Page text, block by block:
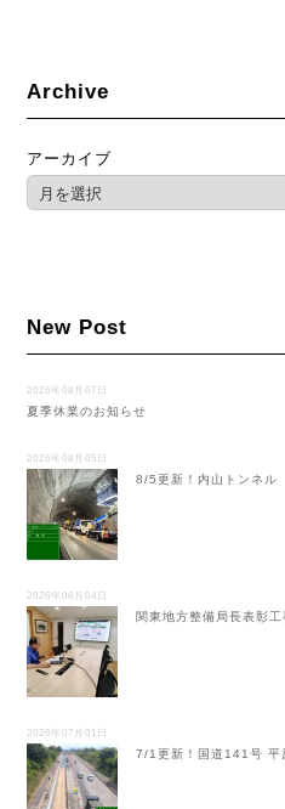
Archive
アーカイブ
New Post
2026年08月07日
夏季休業のお知らせ
2026年08月05日
8/5更新！内山トンネ
2026年08月04日
関東地方整備局長表彰
2026年07月01日
7/1更新！国道141号 平